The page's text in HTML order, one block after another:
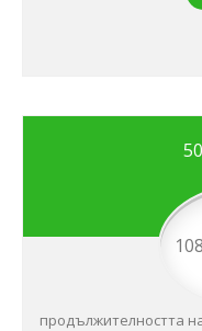
продължителността